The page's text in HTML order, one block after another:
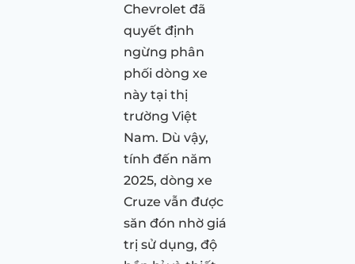
Chevrolet đã
quyết định
ngừng phân
phối dòng xe
này tại thị
trường Việt
Nam. Dù vậy,
tính đến năm
2025, dòng xe
Cruze vẫn được
săn đón nhờ giá
trị sử dụng, độ